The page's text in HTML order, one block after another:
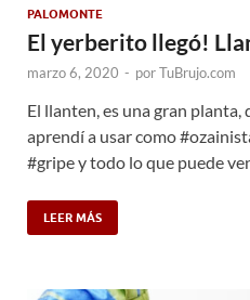
PALOMONTE
El yerberito llegó!
marzo 6, 2020 - porTuBrujo.com
El llanten, es una gran planta,
aprendí a usar como
#gripe y todo lo que puede
LEER MÁS